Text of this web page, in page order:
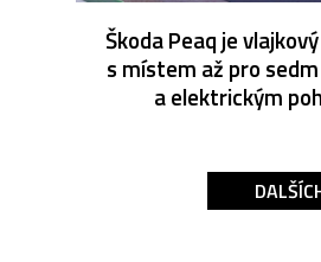
Škoda Peaq je
s místem až pro
a elektrickým